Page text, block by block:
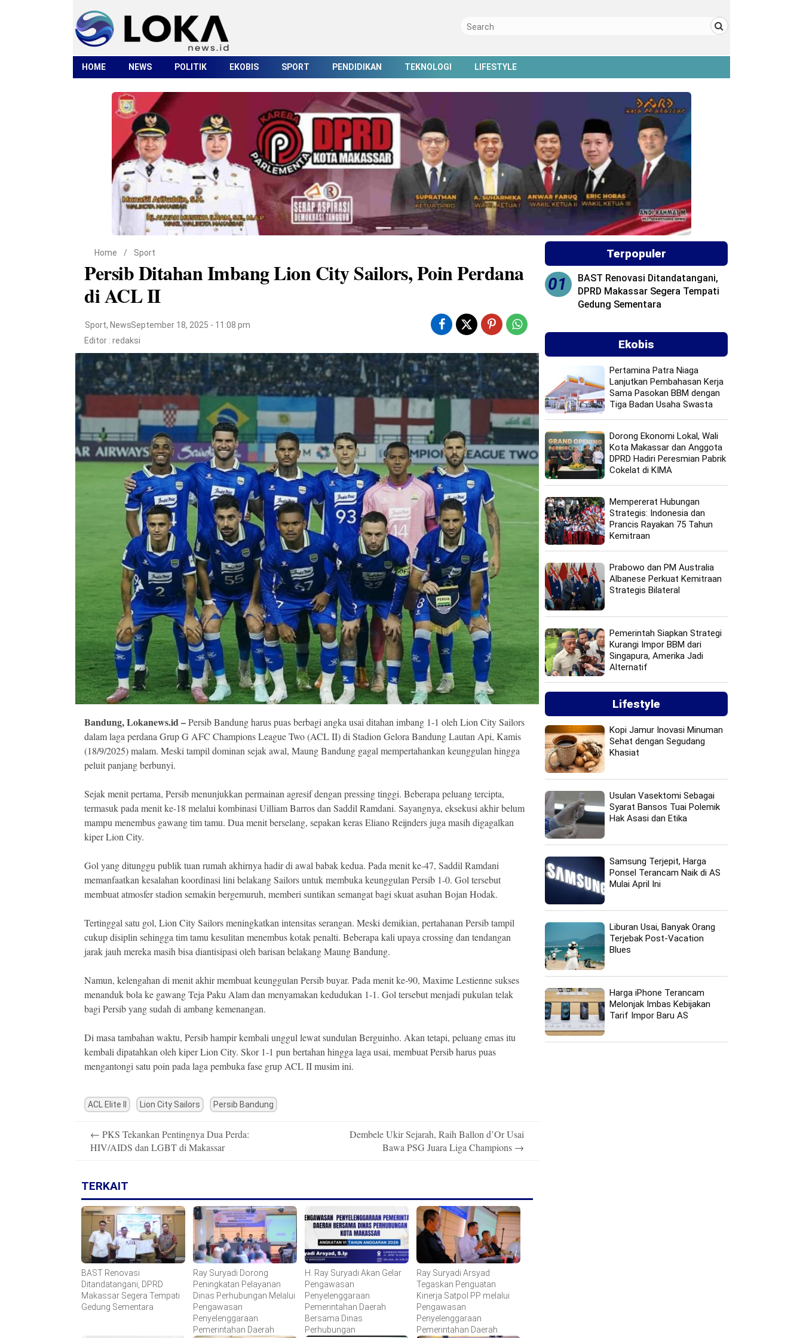
HOME NEWS POLITIK EKOBIS SPORT PENDIDIKAN TEKNOLOGI LIFESTYLE
Home / Sport
Persib Ditahan Imbang Lion City Sailors, Poin Perdana
di ACL II
Sport, NewsSeptember 18, 2025 - 11:08 pm
Editor : redaksi
Bandung, Lokanews.id –Persib Bandung harus puas berbagi angka usai ditahan imbang 1-1 oleh Lion City Sailors
dalam laga perdana Grup G AFC Champions League Two (ACL II) di Stadion Gelora Bandung Lautan Api, Kamis
(18/9/2025) malam. Meski tampil dominan sejak awal, Maung Bandung gagal mempertahankan keunggulan hingga
peluit panjang berbunyi.
Sejak menit pertama, Persib menunjukkan permainan agresif dengan pressing tinggi. Beberapa peluang tercipta,
termasuk pada menit ke-18 melalui kombinasi Uilliam Barros dan Saddil Ramdani. Sayangnya, eksekusi akhir belum
mampu menembus gawang tim tamu. Dua menit berselang, sepakan keras Eliano Reijnders juga masih digagalkan
kiper Lion City.
Gol yang ditunggu publik tuan rumah akhirnya hadir di awal babak kedua. Pada menit ke-47, Saddil Ramdani
memanfaatkan kesalahan koordinasi lini belakang Sailors untuk membuka keunggulan Persib 1-0. Gol tersebut
membuat atmosfer stadion semakin bergemuruh, memberi suntikan semangat bagi skuat asuhan Bojan Hodak.
Tertinggal satu gol, Lion City Sailors meningkatkan intensitas serangan. Meski demikian, pertahanan Persib tampil
cukup disiplin sehingga tim tamu kesulitan menembus kotak penalti. Beberapa kali upaya crossing dan tendangan
jarak jauh mereka masih bisa diantisipasi oleh barisan belakang Maung Bandung.
Namun, kelengahan di menit akhir membuat keunggulan Persib buyar. Pada menit ke-90, Maxime Lestienne sukses
menanduk bola ke gawang Teja Paku Alam dan menyamakan kedudukan 1-1. Gol tersebut menjadi pukulan telak
bagi Persib yang sudah di ambang kemenangan.
Di masa tambahan waktu, Persib hampir kembali unggul lewat sundulan Berguinho. Akan tetapi, peluang emas itu
kembali dipatahkan oleh kiper Lion City. Skor 1-1 pun bertahan hingga laga usai, membuat Persib harus puas
mengantongi satu poin pada laga pembuka fase grup ACL II musim ini.
ACL Elite II Lion City Sailors Persib Bandung
navigation
← PKS Tekankan Pentingnya Dua Perda:
HIV/AIDS dan LGBT di Makassar
Dembele Ukir Sejarah, Raih Ballon d’Or Usai
Bawa PSG Juara Liga Champions →
TERKAIT
BAST Renovasi
Ditandatangani, DPRD
Makassar Segera Tempati
Gedung Sementara
Ray Suryadi Dorong
Peningkatan Pelayanan
Dinas Perhubungan Melalui
Pengawasan
Penyelenggaraan
Pemerintahan Daerah
H. Ray Suryadi Akan Gelar
Pengawasan
Penyelenggaraan
Pemerintahan Daerah
Bersama Dinas
Perhubungan
Ray Suryadi Arsyad
Tegaskan Penguatan
Kinerja Satpol PP melalui
Pengawasan
Penyelenggaraan
Pemerintahan Daerah
Terpopuler
01
BAST Renovasi Ditandatangani,
DPRD Makassar Segera Tempati
Gedung Sementara
Ekobis
Pertamina Patra Niaga
Lanjutkan Pembahasan Kerja
Sama Pasokan BBM dengan
Tiga Badan Usaha Swasta
Dorong Ekonomi Lokal, Wali
Kota Makassar dan Anggota
DPRD Hadiri Peresmian Pabrik
Cokelat di KIMA
Mempererat Hubungan
Strategis: Indonesia dan
Prancis Rayakan 75 Tahun
Kemitraan
Prabowo dan PM Australia
Albanese Perkuat Kemitraan
Strategis Bilateral
Pemerintah Siapkan Strategi
Kurangi Impor BBM dari
Singapura, Amerika Jadi
Alternatif
Lifestyle
Kopi Jamur Inovasi Minuman
Sehat dengan Segudang
Khasiat
Usulan Vasektomi Sebagai
Syarat Bansos Tuai Polemik
Hak Asasi dan Etika
Samsung Terjepit, Harga
Ponsel Terancam Naik di AS
Mulai April Ini
Liburan Usai, Banyak Orang
Terjebak Post-Vacation
Blues
Harga iPhone Terancam
Melonjak Imbas Kebijakan
Tarif Impor Baru AS